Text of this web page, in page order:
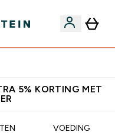
5% KORTING MET
VOEDING